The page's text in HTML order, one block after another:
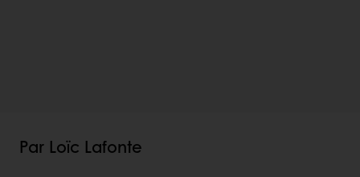
Par Loïc Lafonte